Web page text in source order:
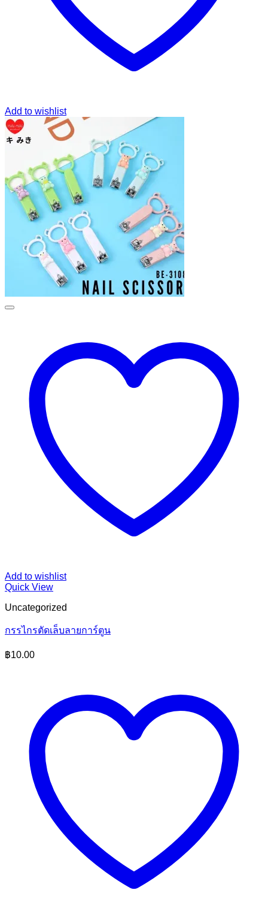
Add to wishlist
Add to wishlist
Quick View
Uncategorized
กรรไกรตัดเล็บลายการ์ตูน
฿10.00